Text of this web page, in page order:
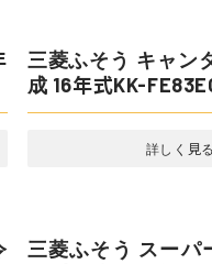
三菱ふそう キャン
成 16年式KK-